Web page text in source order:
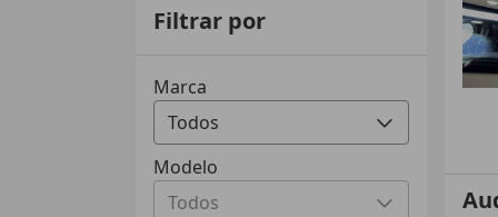
Filtrar por
Marca
Modelo